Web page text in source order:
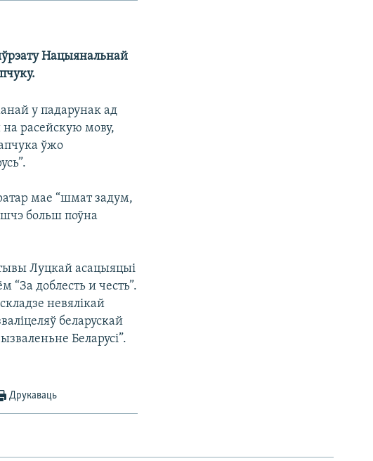
Нацыянальнай
у падарунак ад
на расейскую мову,
ўжо
мае “шмат задум,
больш поўна
Луцкай асацыяцыі
“За доблесть и честь”.
невялікай
беларускай
Беларусі”.
Друкаваць